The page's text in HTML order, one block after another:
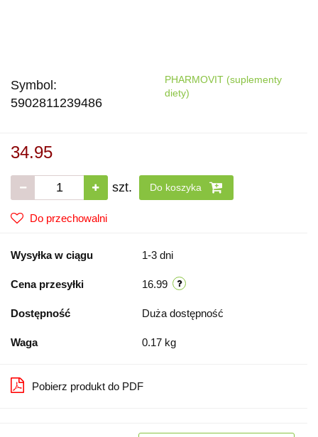
Symbol:
5902811239486
PHARMOVIT (suplementy
diety)
34.95
szt. Do koszyka
Do przechowalni
Wysyłka w ciągu 1-3 dni
Cena przesyłki 16.99
Dostępność Duża dostępność
Waga 0.17 kg
Pobierz produkt do PDF